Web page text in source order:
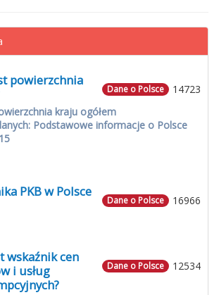
14723
Dane o Polsce
powierzchnia
kraju ogółem
Podstawowe informacje o Polsce
16966
Dane o Polsce
PKB w Polsce
12534
Dane o Polsce
wskaźnik cen
i usług